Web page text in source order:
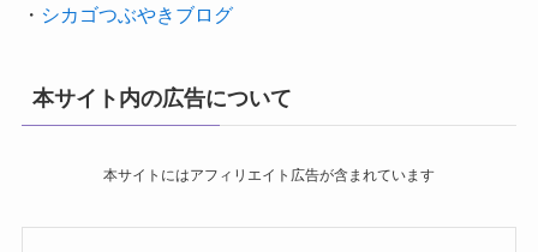
・ シカゴつぶやきブログ
本サイト内の広告について
本サイトにはアフィリエイト広告が含まれています